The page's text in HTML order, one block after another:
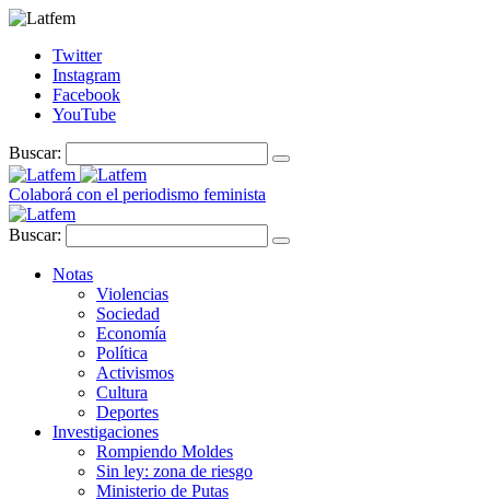
Twitter
Instagram
Facebook
YouTube
Buscar:
Colaborá con el periodismo feminista
Buscar:
Notas
Violencias
Sociedad
Economía
Política
Activismos
Cultura
Deportes
Investigaciones
Rompiendo Moldes
Sin ley: zona de riesgo
Ministerio de Putas